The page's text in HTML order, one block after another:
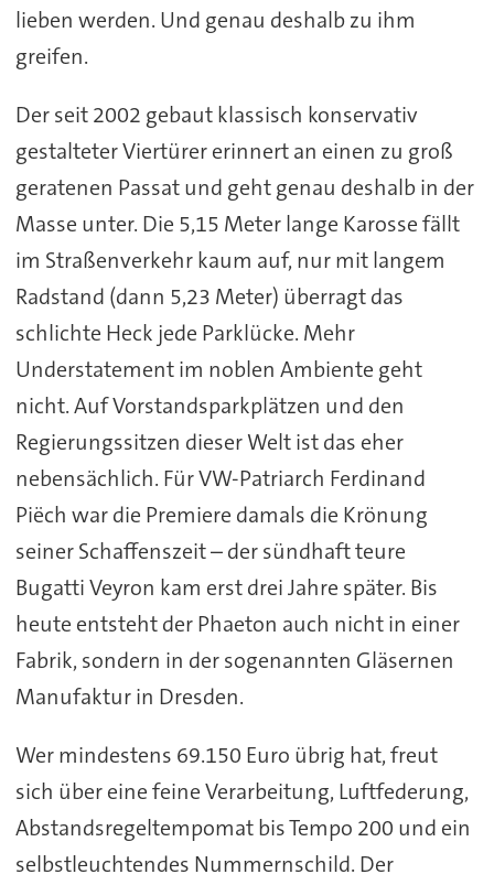
lieben werden. Und genau deshalb zu ihm
greifen.
Der seit 2002 gebaut klassisch konservativ
gestalteter Viertürer erinnert an einen zu groß
geratenen Passat und geht genau deshalb in der
Masse unter. Die 5,15 Meter lange Karosse fällt
im Straßenverkehr kaum auf, nur mit langem
Radstand (dann 5,23 Meter) überragt das
schlichte Heck jede Parklücke. Mehr
Understatement im noblen Ambiente geht
nicht. Auf Vorstandsparkplätzen und den
Regierungssitzen dieser Welt ist das eher
nebensächlich. Für VW-Patriarch Ferdinand
Piëch war die Premiere damals die Krönung
seiner Schaffenszeit – der sündhaft teure
Bugatti Veyron kam erst drei Jahre später. Bis
heute entsteht der Phaeton auch nicht in einer
Fabrik, sondern in der sogenannten Gläsernen
Manufaktur in Dresden.
Wer mindestens 69.150 Euro übrig hat, freut
sich über eine feine Verarbeitung, Luftfederung,
Abstandsregeltempomat bis Tempo 200 und ein
selbstleuchtendes Nummernschild. Der